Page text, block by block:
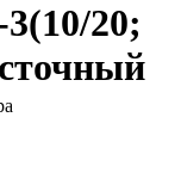
20;